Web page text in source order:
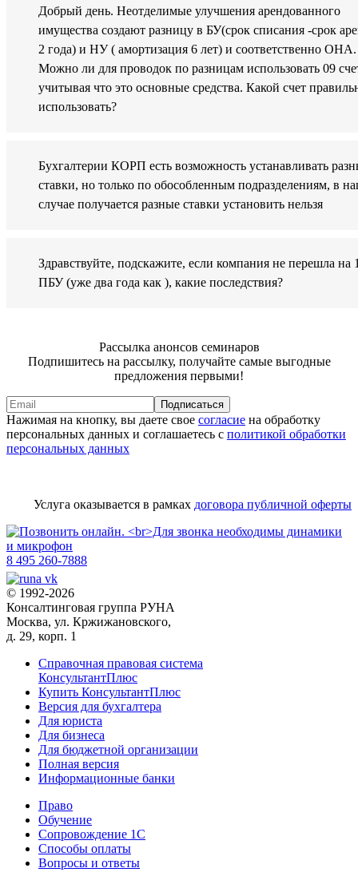
Добрый день. Неотделимые улучшения арендованного
имущества создают разницу в БУ(срок списания -срок
2 года) и НУ ( амортизация 6 лет) и соответственно ОНА.
Можно ли для проводок по разницам использовать 09
учитывая что это основные средства. Какой счет
использовать?
Бухгалтерии КОРП есть возможность устанавливать
ставки, но только по обособленным подразделениям, в
случае получается разные ставки установить нельзя
Здравствуйте, подскажите, если компания не перешла на
ПБУ (уже два года как ), какие последствия?
Рассылка анонсов семинаров
Подпишитесь на рассылку, получайте самые выгодные
предложения первыми!
Подписаться
Нажимая на кнопку, вы даете свое согласие на обработку
персональных данных и соглашаетесь с политикой обработки
персональных данных
Услуга оказывается в рамках договора публичной оферты
8 495 260-7888
© 1992-2026
Консалтинговая группа РУНА
Москва, ул. Кржижановского,
д. 29, корп. 1
Справочная правовая система
КонсультантПлюс
Купить КонсультантПлюс
Версия для бухгалтера
Для юриста
Для бизнеса
Для бюджетной организации
Полная версия
Информационные банки
Право
Обучение
Сопровождение 1С
Способы оплаты
Вопросы и ответы